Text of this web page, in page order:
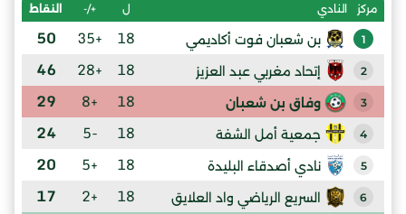
مركز النادي ل +/- النقاط
1 بن شعبان فوت أكاديمي 18
+35
50
2 إتحاد مغربي عبد العزيز 18
+28
46
3 وفاق بن شعبان 18
+8
29
4 جمعية أمل الشفة 18
-5
24
5 نادي أصدقاء البليدة 18
+5
20
6 السريع الرياضي واد العلايق 18
+2
17